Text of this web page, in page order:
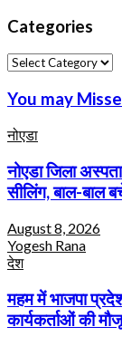
Categories
Categories
You may
नोएडा
नोएडा जिला
सीलिंग, बाल-बाल
August 8, 2026
Yogesh Rana
देश
महम में भाजपा
कार्यकर्ताओं की